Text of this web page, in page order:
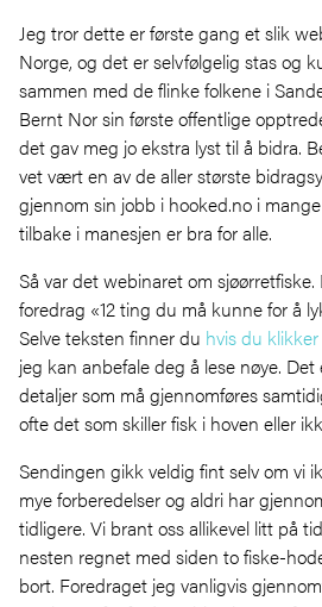
Jeg tror dette er første gang et slik
Norge, og det er selvfølgelig stas og
sammen med de flinke folkene i
Bernt Nor sin første offentlige
det gav meg jo ekstra lyst til å bidra.
vet vært en av de aller største
gjennom sin jobb i hooked.no i
tilbake i manesjen er bra for alle.
Så var det webinaret om
foredrag «12 ting du må kunne for å
Selve teksten finner du hvis du
jeg kan anbefale deg å lese nøye.
detaljer som må gjennomføres
ofte det som skiller fisk i hoven eller
Sendingen gikk veldig fint selv om vi
mye forberedelser og aldri har
tidligere. Vi brant oss allikevel litt på
nesten regnet med siden to fiske-
bort. Foredraget jeg vanligvis